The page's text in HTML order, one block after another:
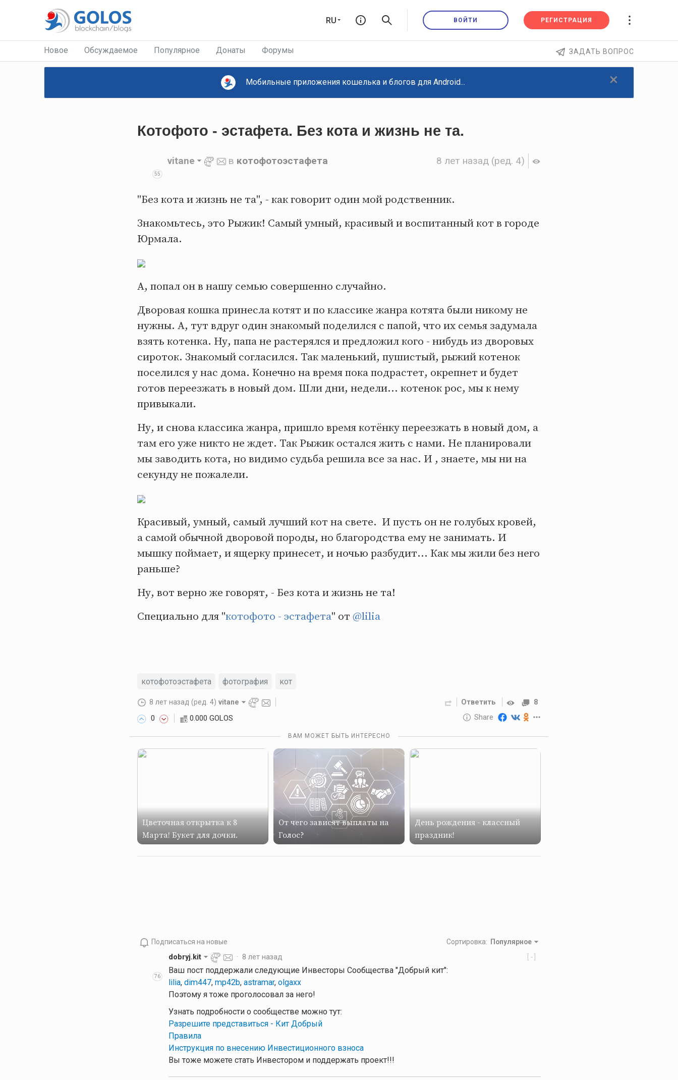
RU ВОЙТИ РЕГИСТРАЦИЯ
ЗАДАТЬ ВОПРОС
Новое Обсуждаемое Популярное Донаты Форумы
×
Мобильные приложения кошелька и блогов для Android...
Котофото - эстафета. Без кота и жизнь не та.
8 лет назад (ред. 4)
55
vitane в котофотоэстафета
"Без кота и жизнь не та", - как говорит один мой родственник.
Знакомьтесь, это Рыжик! Самый умный, красивый и воспитанный кот в городе
Юрмала.
А, попал он в нашу семью совершенно случайно.
Дворовая кошка принесла котят и по классике жанра котята были никому не
нужны. А, тут вдруг один знакомый поделился с папой, что их семья задумала
взять котенка. Ну, папа не растерялся и предложил кого - нибудь из дворовых
сироток. Знакомый согласился. Так маленький, пушистый, рыжий котенок
поселился у нас дома. Конечно на время пока подрастет, окрепнет и будет
готов переезжать в новый дом. Шли дни, недели... котенок рос, мы к нему
привыкали.
Ну, и снова классика жанра, пришло время котёнку переезжать в новый дом, а
там его уже никто не ждет. Так Рыжик остался жить с нами. Не планировали
мы заводить кота, но видимо судьба решила все за нас. И , знаете, мы ни на
секунду не пожалели.
Красивый, умный, самый лучший кот на свете. И пусть он не голубых кровей,
а самой обычной дворовой породы, но благородства ему не занимать. И
мышку поймает, и ящерку принесет, и ночью разбудит... Как мы жили без него
раньше?
Ну, вот верно же говорят, - Без кота и жизнь не та!
Специально для "котофото - эстафета" от @lilia
котофотоэстафета фотография кот
8 лет назад (ред. 4) vitane
0 0.000 GOLOS
Ответить 8
Share
Reward
10 GOLOS
ВАМ МОЖЕТ БЫТЬ ИНТЕРЕСНО
Цветочная открытка к 8
Марта! Букет для дочки.
От чего зависят выплаты на
Голос?
День рождения - классный
праздник!
Подписаться на новые Сортировка: Популярное
76
[-]
dobryj.kit ·8 лет назад
Ваш пост поддержали следующие Инвесторы Сообщества "Добрый кит":
lilia, dim447, mp42b, astramar, olgaxx
Поэтому я тоже проголосовал за него!
Узнать подробности о сообществе можно тут:
Разрешите представиться - Кит Добрый
Правила
Инструкция по внесению Инвестиционного взноса
Вы тоже можете стать Инвестором и поддержать проект!!!